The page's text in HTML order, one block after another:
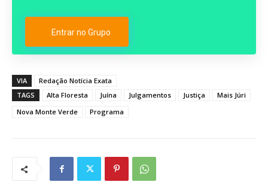
Entrar no Grupo
VIA
Redação Notícia Exata
TAGS
Alta Floresta Juína Julgamentos Justiça
Mais Júri
Nova Monte Verde
Programa